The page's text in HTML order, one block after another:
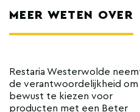
MEER WETEN OVER
Restaria Westerwolde
de verantwoordelijkheid om
bewust te kiezen voor
producten met een Beter